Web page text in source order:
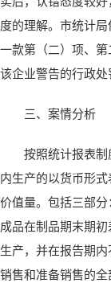
度的理解。市统计
一款第（二）项、
该企业警告的行政处
三、案情分析
按照统计报表制
内生产的以货币形
价值量。包括三部
成品在制品期末期
生产，并在报告期
销售和准备销售的